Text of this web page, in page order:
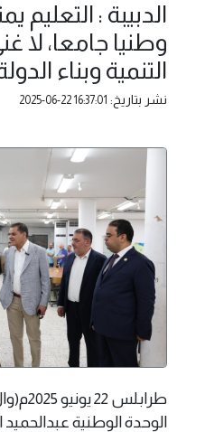
الدبيبة : التعليم
وطنيا جامعا، لا
التنمية وبناء
نشر بتاريخ: 2025-06-22 16:37:01
الوحدة الوطنية عبدالحميد